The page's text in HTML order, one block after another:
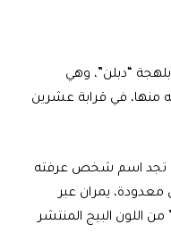
“دبلن”، وهي
منها، في قرابة عشرين
كأن تجد اسم شخص عرفته
معدودة، يمران عبر
اللون البيج المنتشر